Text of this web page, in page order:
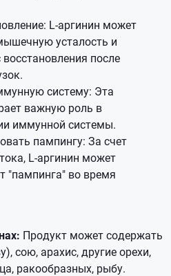
L-аргинин может
усталость и
после
систему: Эта
важную роль в
иммунной системы.
пампингу: За счет
L-аргинин может
"пампинга" во время
Продукт может содержать
сою, арахис, другие орехи,
ракообразных, рыбу.